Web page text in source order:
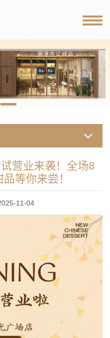
营业来袭！全场8
等你来尝！
11-04